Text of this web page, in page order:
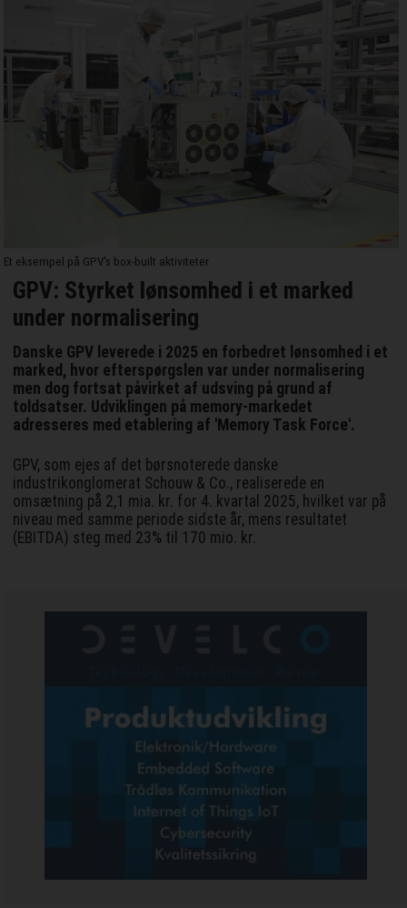
Et eksempel på GPV's box-built aktiviteter
GPV: Styrket lønsomhed i et marked
under normalisering
Danske GPV leverede i 2025 en forbedret lønsomhed i et
marked, hvor efterspørgslen var under normalisering
men dog fortsat påvirket af udsving på grund af
toldsatser. Udviklingen på memory-markedet
adresseres med etablering af 'Memory Task Force'.
GPV, som ejes af det børsnoterede danske
industrikonglomerat Schouw & Co., realiserede en
omsætning på 2,1 mia. kr. for 4. kvartal 2025, hvilket var på
niveau med samme periode sidste år, mens resultatet
(EBITDA) steg med 23% til 170 mio. kr.